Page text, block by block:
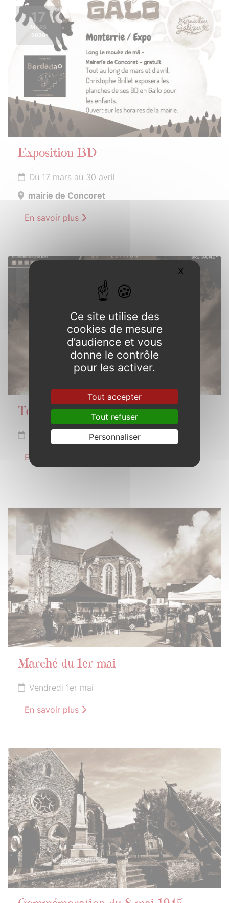
17
MARS
2026
Exposition BD
Du 17 mars au 30 avril
mairie de Concoret
En savoir plus
Tour de Bretagne à Concoret
En savoir plus
1er
MAI
2026
Marché du 1er mai
Vendredi 1er mai
En savoir plus
10
MAI
2026
Ce site utilise des
cookies de mesure
d’audience et vous
donne le contrôle
pour les activer.
Tout accepter
Tout refuser
Personnaliser
X Masquer